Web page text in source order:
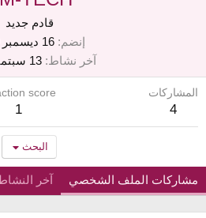
قادم جديد
إنضم
16 ديسمبر 2020
آخر نشاط 13 سبتمبر 2021
المشاركات
4
score
1
البحث
مشاركات الملف الشخصي آخر